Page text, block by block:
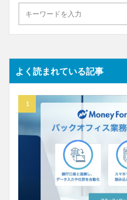
よく読まれている記事